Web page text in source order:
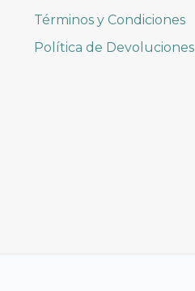
Términos y Condiciones
Política de Devoluciones